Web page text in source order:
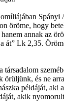
öröme, hogy
annak az
át” Lk 2,35.
és ne
példáját, aki
akik